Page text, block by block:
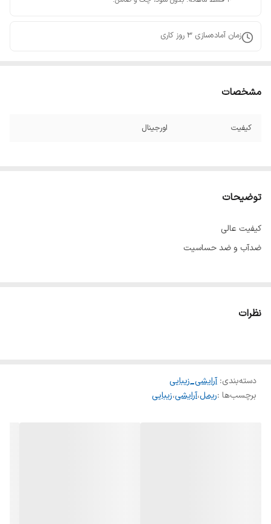
زمان آماده‌سازی 3 روز کاری
مشخصات
کیفیت اورجینال
توضیحات
کیفیت عالی
ضدآب و ضد حساسیت
نظرات
دسته‌بندی:آرایشی_زیبایی
برچسب‌ها :ریمل،آرایشی،زیبایی